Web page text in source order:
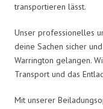
transportieren lässt.
Unser professionelles
deine Sachen sicher
Warrington gelangen.
Transport und das
Mit unserer